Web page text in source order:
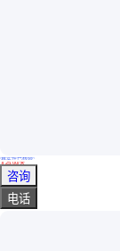
高速网络布线系统 超五类网线 无氧铜双绞线 防水
真实性已核验
￥25.00/米
广东深圳
咨询
电话